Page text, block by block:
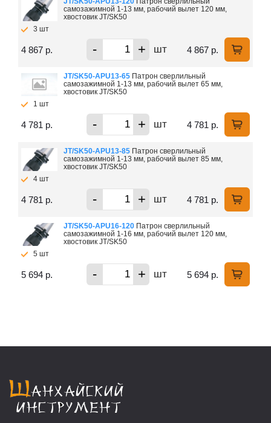
самозажимной 1-13 мм, рабочий вылет 120 мм,
хвостовик JT/SK50
3 шт
4 867 р. - + шт 4 867 р.
JT/SK50-APU13-65 Патрон сверлильный
самозажимной 1-13 мм, рабочий вылет 65 мм,
хвостовик JT/SK50
1 шт
4 781 р. - + шт 4 781 р.
JT/SK50-APU13-85 Патрон сверлильный
самозажимной 1-13 мм, рабочий вылет 85 мм,
хвостовик JT/SK50
4 шт
4 781 р. - + шт 4 781 р.
JT/SK50-APU16-120 Патрон сверлильный
самозажимной 1-16 мм, рабочий вылет 120 мм,
хвостовик JT/SK50
5 шт
5 694 р. - + шт 5 694 р.